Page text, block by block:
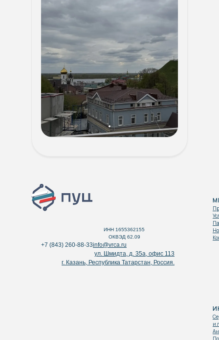
ИНН 1655362155
ОКВЭД 62.09
+7 (843) 260-88-33info@vrca.ru
ул. Шмидта, д. 35а, офис 113
г. Казань, Республика Татарстан, Россия.
и